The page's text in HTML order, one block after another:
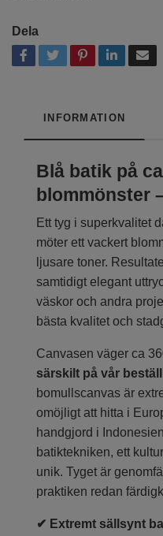
Dela
INFORMATION
Blå batik på
blommönster
Ett tyg i superkvalitet
möter ett vackert
ljusare toner.
samtidigt elegant
väskor och andra
bästa kvalitet och
Canvasen väger ca
särskilt på vår
bomullscanvas är
omöjligt att hitta i
handgjord i
batiktekniken, ett
unik. Tyget är
praktiken redan
✔ Extremt sällsynt